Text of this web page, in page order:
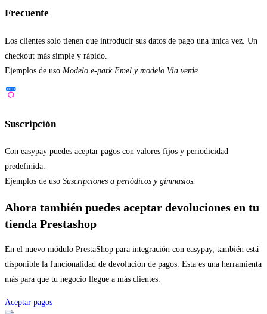
Frecuente
Los clientes solo tienen que introducir sus datos de pago una única vez. Un
checkout más simple y rápido.
Ejemplos de uso Modelo e-park Emel y modelo Via verde.
Suscripción
Con easypay puedes aceptar pagos con valores fijos y periodicidad
predefinida.
Ejemplos de uso Suscripciones a periódicos y gimnasios.
Ahora también puedes aceptar devoluciones en tu
tienda Prestashop
En el nuevo módulo PrestaShop para integración con easypay, también está
disponible la funcionalidad de devolución de pagos. Esta es una herramienta
más para que tu negocio llegue a más clientes.
Aceptar pagos